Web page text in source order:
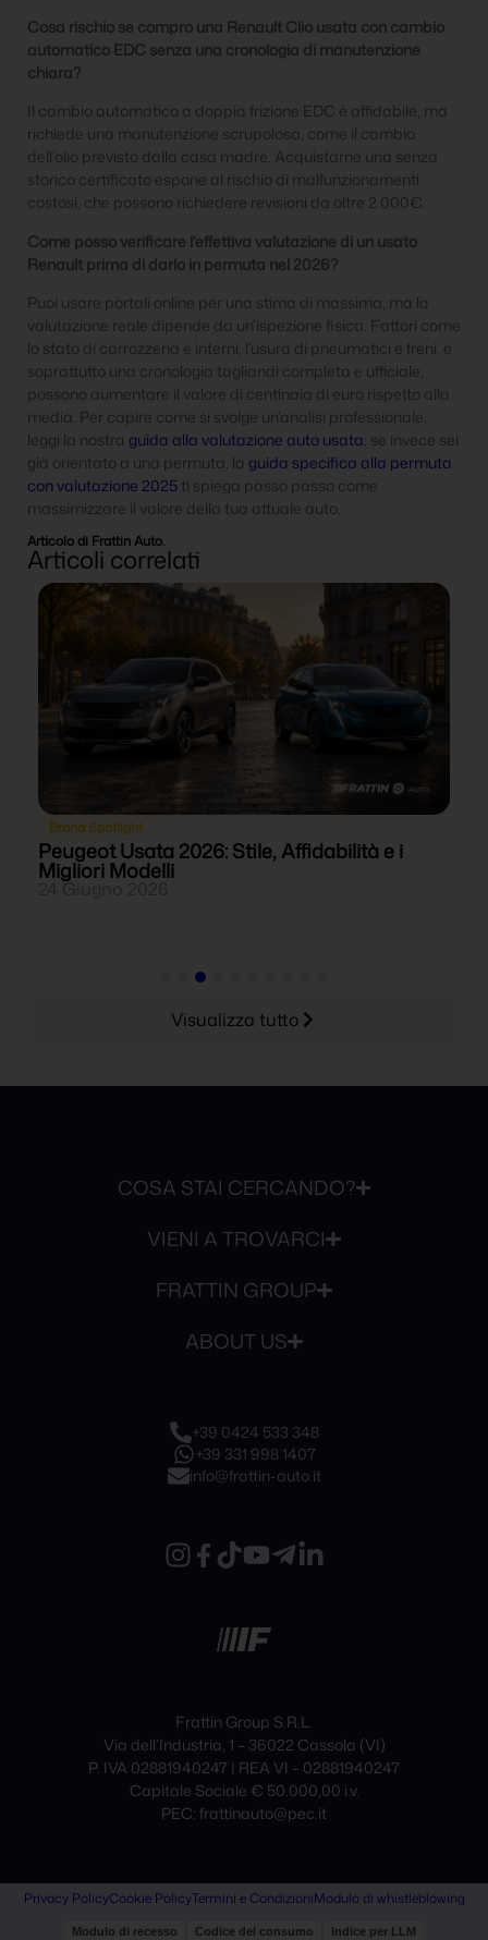
Cosa rischio se compro una Renault Clio usata con cambio
automatico EDC senza una cronologia di manutenzione
chiara?
Il cambio automatico a doppia frizione EDC è affidabile, ma
richiede una manutenzione scrupolosa, come il cambio
dell’olio previsto dalla casa madre. Acquistarne una senza
storico certificato espone al rischio di malfunzionamenti
costosi, che possono richiedere revisioni da oltre 2.000€.
Come posso verificare l’effettiva valutazione di un usato
Renault prima di darlo in permuta nel 2026?
Puoi usare portali online per una stima di massima, ma la
valutazione reale dipende da un’ispezione fisica. Fattori come
lo stato di carrozzeria e interni, l’usura di pneumatici e freni, e
soprattutto una cronologia tagliandi completa e ufficiale,
possono aumentare il valore di centinaia di euro rispetto alla
media. Per capire come si svolge un’analisi professionale,
leggi la nostra guida alla valutazione auto usata; se invece sei
già orientato a una permuta, la guida specifica alla permuta
con valutazione 2025 ti spiega passo passo come
massimizzare il valore della tua attuale auto.
Articolo di Frattin Auto.
Articoli correlati
Brand Spotlight
Peugeot Usata 2026: Stile, Affidabilità e i
Migliori Modelli
24 Giugno 2026
Visualizza tutto
COSA STAI CERCANDO?
VIENI A TROVARCI
FRATTIN GROUP
ABOUT US
+39 0424 533 348
+39 331 998 1407
info@frattin-auto.it
Frattin Group S.R.L.
Via dell’Industria, 1 – 36022 Cassola (VI)
P. IVA 02881940247 | REA VI – 02881940247
Capitale Sociale € 50.000,00 i.v.
PEC: frattinauto@pec.it
Privacy PolicyCookie PolicyTermini e CondizioniModulo di whistleblowing
Modulo di recesso Codice del consumo Indice per LLM